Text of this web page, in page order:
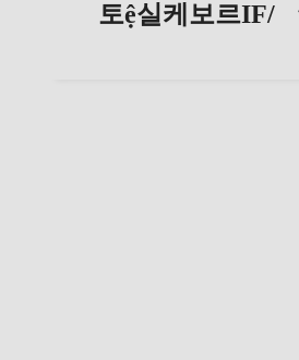
토ệ실케보르IF/